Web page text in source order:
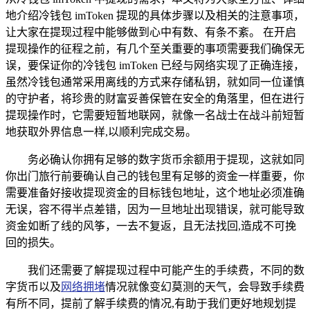
地介绍冷钱包 imToken 提现的具体步骤以及相关的注意事项，
让大家在提现过程中能够做到心中有数、有条不紊。 在开启
提现操作的征程之前，有几个至关重要的事项需要我们确保无
误，要保证你的冷钱包 imToken 已经与网络实现了正确连接，
虽然冷钱包通常采用离线的方式来存储私钥，就如同一位谨慎
的守护者，将珍贵的财富妥善保管在安全的角落里，但在进行
提现操作时，它需要短暂地联网，就像一名战士在战斗前短暂
地获取外界信息一样,以顺利完成交易。
务必确认你拥有足够的数字货币余额用于提现，这就如同
你出门旅行前要确认自己的钱包里有足够的资金一样重要，你
需要准备好接收提现资金的目标钱包地址，这个地址必须准确
无误，容不得半点差错，因为一旦地址出现错误，就可能导致
资金如断了线的风筝，一去不复返，且无法找回,造成不可挽
回的损失。
我们还需要了解提现过程中可能产生的手续费，不同的数
字货币以及 网络拥堵情况就像变幻莫测的天气，会导致手续费
有所不同，提前了解手续费的情况,有助于我们更好地规划提